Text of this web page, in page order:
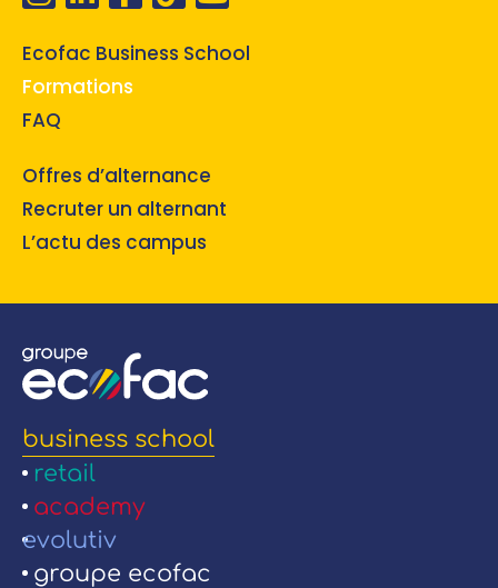
Ecofac Business School
Formations
FAQ
Offres d’alternance
Recruter un alternant
L’actu des campus
business school
retail
academy
evolutiv
groupe ecofac